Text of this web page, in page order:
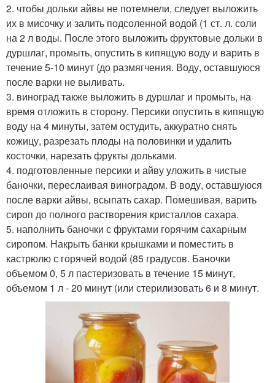
2. чтобы дольки айвы не потемнели, следует выложить
их в мисочку и залить подсоленной водой (1 ст. л. соли
на 2 л воды. После этого выложить фруктовые дольки в
дуршлаг, промыть, опустить в кипящую воду и варить в
течение 5-10 минут (до размягчения. Воду, оставшуюся
после варки не выливать.
3. виноград также выложить в дуршлаг и промыть, на
время отложить в сторону. Персики опустить в кипящую
воду на 4 минуты, затем остудить, аккуратно снять
кожицу, разрезать плоды на половинки и удалить
косточки, нарезать фрукты дольками.
4. подготовленные персики и айву уложить в чистые
баночки, переслаивая виноградом. В воду, оставшуюся
после варки айвы, всыпать сахар. Помешивая, варить
сироп до полного растворения кристаллов сахара.
5. наполнить баночки с фруктами горячим сахарным
сиропом. Накрыть банки крышками и поместить в
кастрюлю с горячей водой (85 градусов. Баночки
объемом 0, 5 л пастеризовать в течение 15 минут,
объемом 1 л - 20 минут (или стерилизовать 6 и 8 минут.